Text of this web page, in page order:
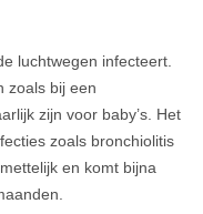
luchtwegen infecteert.
zoals bij een
zijn voor baby’s. Het
zoals bronchiolitis
en komt bijna